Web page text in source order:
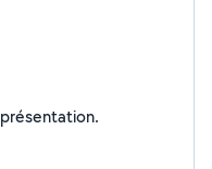
Je n'ai pas encore renseigné ma présentation.